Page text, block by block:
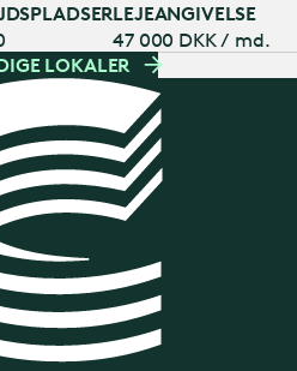
LEJEANGIVELSE
47 000 DKK / md.
LOKALER